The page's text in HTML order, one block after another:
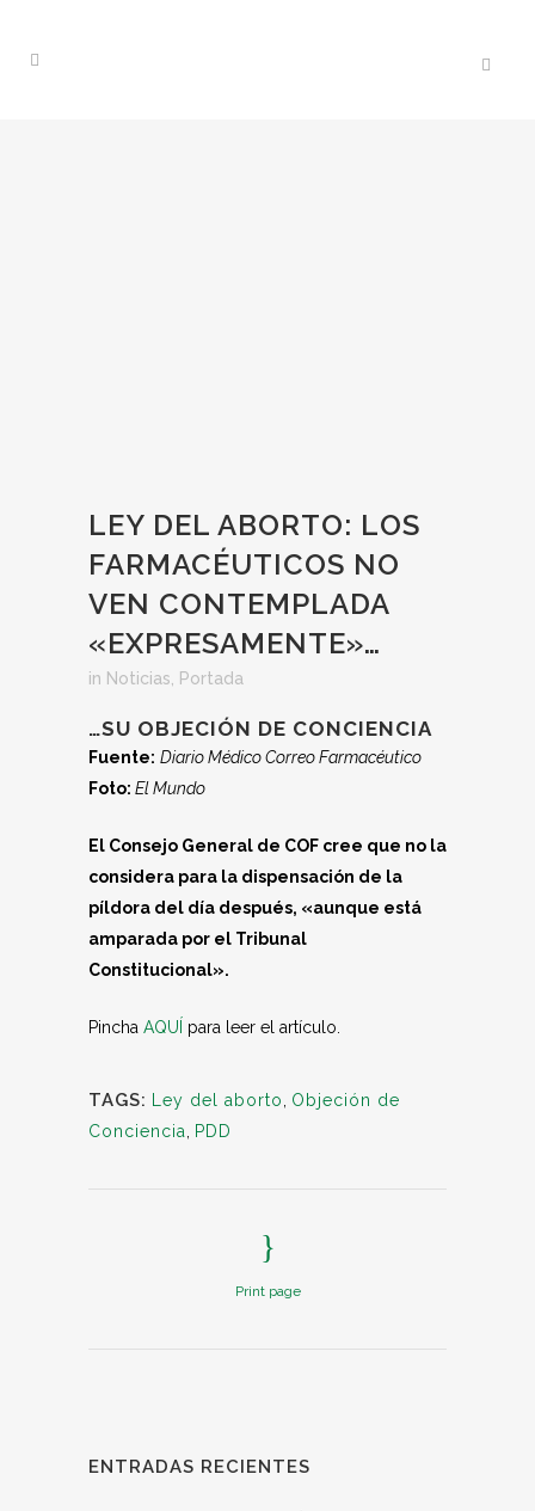
LEY DEL ABORTO: LOS
FARMACÉUTICOS NO
VEN CONTEMPLADA
«EXPRESAMENTE»…
in Noticias Portada
…SU OBJECIÓN DE CONCIENCIA
Fuente: Diario Médico Correo Farmacéutico
Foto: El Mundo
El Consejo General de COF cree que no la
considera para la dispensación de la
píldora del día después, «aunque está
amparada por el Tribunal
Constitucional».
Pincha AQUÍ para leer el artículo.
TAGS: Ley del aborto
Objeción de
Conciencia
PDD
Print page
ENTRADAS RECIENTES